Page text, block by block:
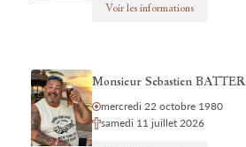
Voir les informations
Monsieur Sebastien BATTER
mercredi 22 octobre 1980
samedi 11 juillet 2026